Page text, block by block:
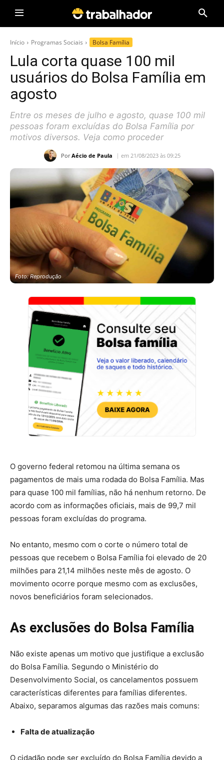
Início Programas Sociais Bolsa Família
Lula corta quase 100 mil
usuários do Bolsa Família em
agosto
Entre os meses de julho e agosto, quase 100 mil
pessoas foram excluídas do Bolsa Família por
motivos diversos. Veja como proceder
Por Aécio de Paula em 21/08/2023 às 09:25
Foto: Reprodução
O governo federal retomou na última semana os
pagamentos de mais uma rodada do Bolsa Família. Mas
para quase 100 mil famílias, não há nenhum retorno. De
acordo com as informações oficiais, mais de 99,7 mil
pessoas foram excluídas do programa.
No entanto, mesmo com o corte o número total de
pessoas que recebem o Bolsa Família foi elevado de 20
milhões para 21,14 milhões neste mês de agosto. O
movimento ocorre porque mesmo com as exclusões,
novos beneficiários foram selecionados.
As exclusões do Bolsa Família
Não existe apenas um motivo que justifique a exclusão
do Bolsa Família. Segundo o Ministério do
Desenvolvimento Social, os cancelamentos possuem
características diferentes para famílias diferentes.
Abaixo, separamos algumas das razões mais comuns:
Falta de atualização
O cidadão pode ser excluído do Bolsa Família devido a